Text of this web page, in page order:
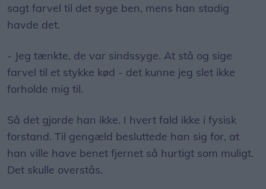
sagt farvel til det syge ben, mens han stadig
havde det.
- Jeg tænkte, de var sindssyge. At stå og sige
farvel til et stykke kød - det kunne jeg slet ikke
forholde mig til.
Så det gjorde han ikke. I hvert fald ikke i fysisk
forstand. Til gengæld besluttede han sig for, at
han ville have benet fjernet så hurtigt som muligt.
Det skulle overstås.